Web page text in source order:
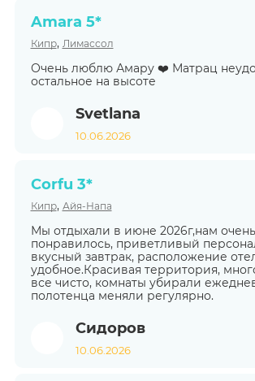
Amara 5*
Кипр, Лимассол
Очень люблю Амару ❤️ Матрац
остальное на высоте
Svetlana
10.06.2026
Corfu 3*
Кипр, Айя-Напа
Мы отдыхали в июне 2026г,нам
понравилось, приветливый
вкусный завтрак, расположение
удобное.Красивая территория,
все чисто, комнаты убирали
полотенца меняли регулярно.
Сидоров
10.06.2026